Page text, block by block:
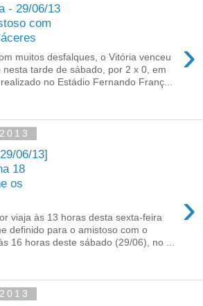
- 29/06/13
com
›
muitos desfalques, o Vitória venceu
nesta tarde de sábado, por 2 x 0, em
no Estádio Fernando Franç...
06/13]
18
os
›
viaja às 13 horas desta sexta-feira
definido para o amistoso com o
16 horas deste sábado (29/06), no ...